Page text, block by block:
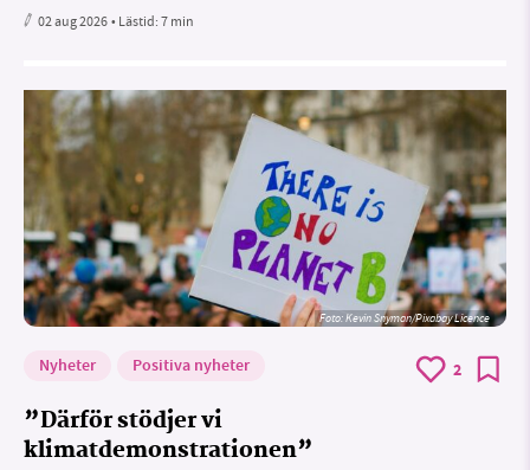
02 aug 2026• Lästid:7 min
Foto:Kevin Snyman/Pixabay Licence
Nyheter Positiva nyheter 2
”Därför stödjer vi
klimatdemonstrationen”